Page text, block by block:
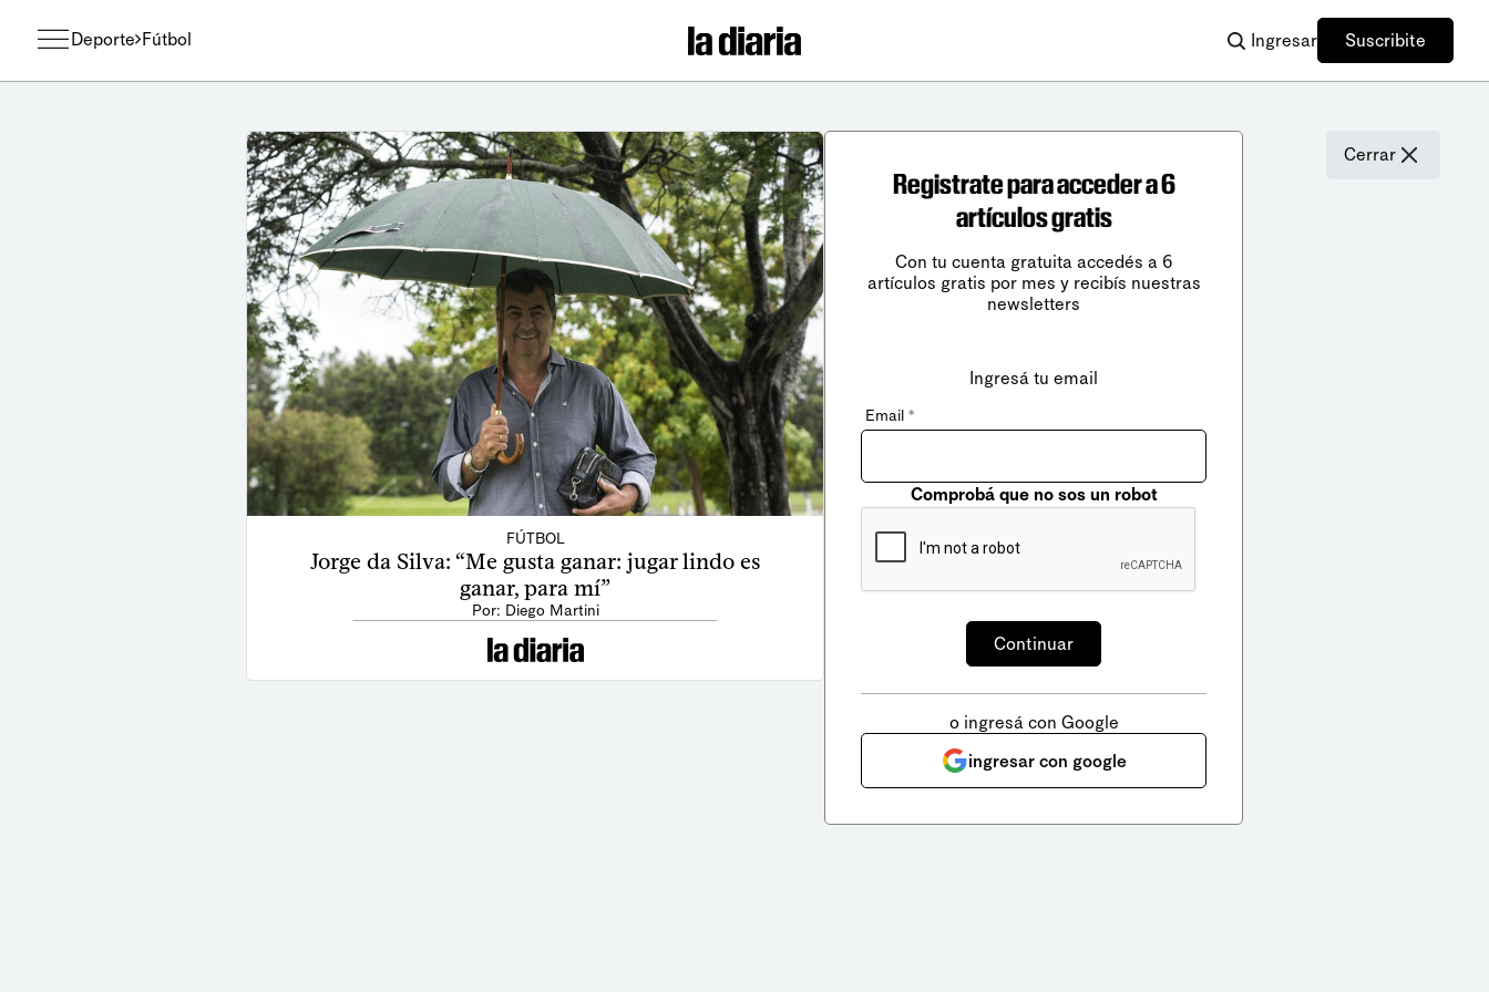
Deporte Fútbol Ingresar Suscribite
FÚTBOL
Jorge da Silva: “Me gusta ganar: jugar lindo es
ganar, para mí”
Por: Diego Martini
Cerrar
Registrate para acceder a 6
artículos gratis
Con tu cuenta gratuita accedés a 6
artículos gratis por mes y recibís nuestras
newsletters
Ingresá tu email
Email *
Comprobá que no sos un robot
o ingresá con Google
ingresar con google